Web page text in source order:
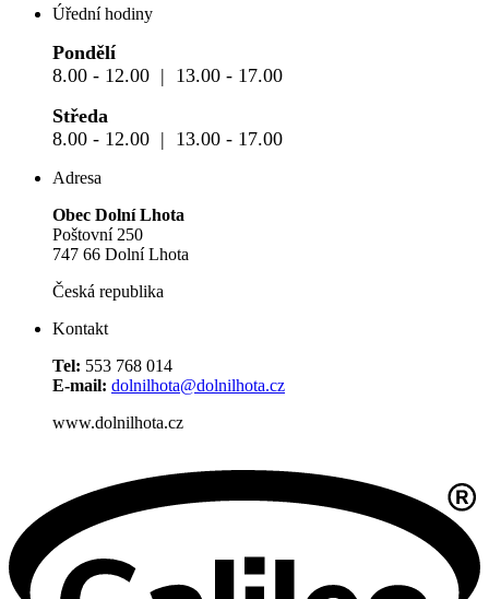
Úřední hodiny
Pondělí
8.00 - 12.00 | 13.00 - 17.00
Středa
8.00 - 12.00 | 13.00 - 17.00
Adresa
Obec Dolní Lhota
Poštovní 250
747 66 Dolní Lhota
Česká republika
Kontakt
Tel: 553 768 014
E-mail: dolnilhota@dolnilhota.cz
www.dolnilhota.cz